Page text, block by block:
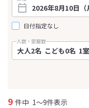
日付指定なし
人数・部屋数
9 件中 1～9件表示